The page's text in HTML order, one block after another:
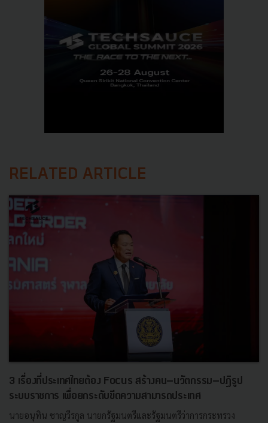
RELATED ARTICLE
3 เรื่องที่ประเทศไทยต้อง Focus สร้างคน–นวัตกรรม–ปฏิรูป
ระบบราชการ เพื่อยกระดับขีดความสามารถประเทศ
นายอนุทิน ชาญวีรกูล นายกรัฐมนตรีและรัฐมนตรีว่าการกระทรวง